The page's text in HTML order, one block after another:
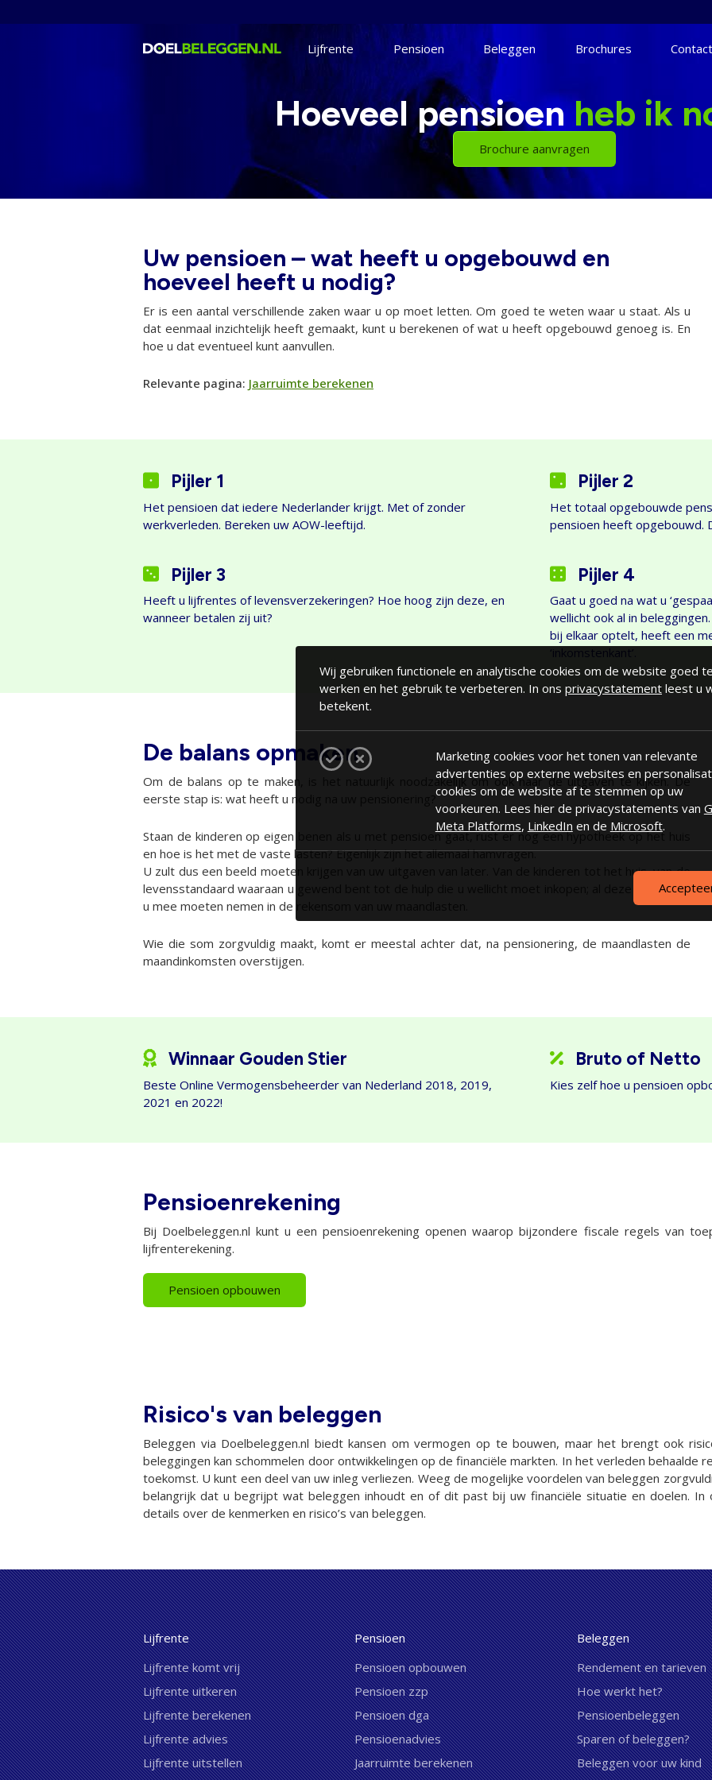
Home Lijfrente Pensioen Beleggen Brochures Contact
Hoeveel pensioenheb ik
Brochure aanvragen
Uw pensioen – wat heeft u opgebouwd en
hoeveel heeft u nodig?
Er is een aantal verschillende zaken waar u op moet letten. Om goed te weten waar u staat. Als u
dat eenmaal inzichtelijk heeft gemaakt, kunt u berekenen of wat u heeft opgebouwd genoeg is. En
hoe u dat eventueel kunt aanvullen.
Relevante pagina: Jaarruimte berekenen
Pijler 1
Het pensioen dat iedere Nederlander krijgt. Met of zonder
werkverleden. Bereken uw AOW-leeftijd.
Pijler 2
Het totaal opgebouwde
pensioen heeft opgebouwd.
Pijler 3
Heeft u lijfrentes of levensverzekeringen? Hoe hoog zijn deze, en
wanneer betalen zij uit?
Pijler 4
Gaat u goed na wat u
wellicht ook al in
bij elkaar optelt, heeft een
‘inkomstenkant’.
De balans opmaken
Om de balans op te maken, is het natuurlijk noodzakelijk om ook naar de uitgaven te kijken. De
eerste stap is: wat heeft u nodig na uw pensionering?
Staan de kinderen op eigen benen als u met pensioen gaat, rust er nog een hypotheek op het huis
en hoe is het met de vaste lasten? Eigenlijk zijn het allemaal hamvragen.
U zult dus een beeld moeten krijgen van uw uitgaven van later. Van de kinderen tot het huis, van de
levensstandaard waaraan u gewend bent tot de hulp die u wellicht moet inkopen; al deze zaken zult
u mee moeten nemen in de rekensom van uw maandlasten.
Wie die som zorgvuldig maakt, komt er meestal achter dat, na pensionering, de maandlasten de
maandinkomsten overstijgen.
Winnaar Gouden Stier
Beste Online Vermogensbeheerder van Nederland 2018, 2019,
2021 en 2022!
Bruto of Netto
Kies zelf hoe u pensioen
Pensioenrekening
Bij Doelbeleggen.nl kunt u een pensioenrekening openen waarop bijzondere fiscale regels van
lijfrenterekening.
Pensioen opbouwen
Risico's van beleggen
Beleggen via Doelbeleggen.nl biedt kansen om vermogen op te bouwen, maar het brengt ook
beleggingen kan schommelen door ontwikkelingen op de financiële markten. In het verleden behaalde
toekomst. U kunt een deel van uw inleg verliezen. Weeg de mogelijke voordelen van beleggen
belangrijk dat u begrijpt wat beleggen inhoudt en of dit past bij uw financiële situatie en doelen. In
details over de kenmerken en risico’s van beleggen.
Lijfrente
Lijfrente komt vrij
Lijfrente uitkeren
Lijfrente berekenen
Lijfrente advies
Lijfrente uitstellen
Pensioen
Pensioen opbouwen
Pensioen zzp
Pensioen dga
Pensioenadvies
Jaarruimte berekenen
Beleggen
Rendement en tarieven
Hoe werkt het?
Pensioenbeleggen
Sparen of beleggen?
Beleggen voor uw kind
Wij gebruiken functionele en analytische cookies om de website goed
werken en het gebruik te verbeteren. In ons privacystatement leest u
betekent.
Marketing cookies voor het tonen van relevante
advertenties op externe websites en
cookies om de website af te stemmen op uw
voorkeuren. Lees hier de privacystatements van
Meta Platforms, LinkedIn en de Microsoft.